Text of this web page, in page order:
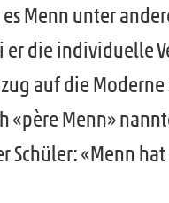
Menn unter
die individuelle
auf die
«père Menn»
Schüler: «Menn